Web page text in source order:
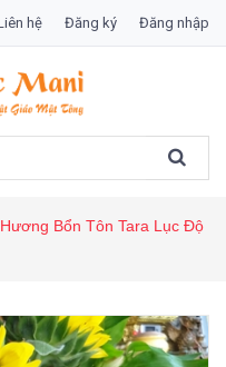
hệ Đăng ký Đăng nhập
Bổn Tôn Tara Lục Độ